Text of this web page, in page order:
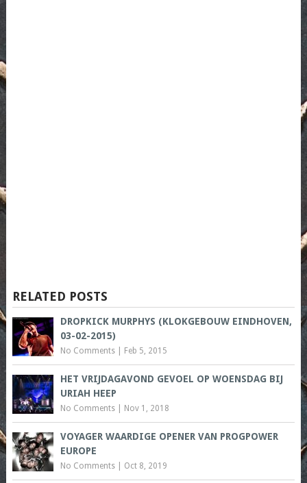
RELATED POSTS
DROPKICK MURPHYS (KLOKGEBOUW EINDHOVEN,
03-02-2015)
No Comments| Feb 5, 2015
HET VRIJDAGAVOND GEVOEL OP WOENSDAG BIJ
URIAH HEEP
No Comments| Nov 1, 2018
VOYAGER WAARDIGE OPENER VAN PROGPOWER
EUROPE
No Comments| Oct 8, 2019